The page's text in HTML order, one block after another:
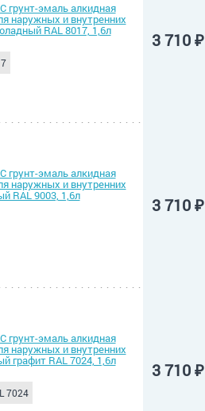
эмаль алкидная
наружных и внутренних
RAL 8017, 1,6л 3 710 ₽
эмаль алкидная
наружных и внутренних
RAL 9003, 1,6л 3 710 ₽
эмаль алкидная
наружных и внутренних
графит RAL 7024, 1,6л
7024
3 710 ₽